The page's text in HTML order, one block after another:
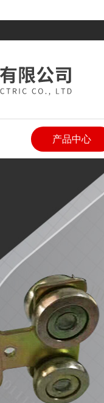
产品中心